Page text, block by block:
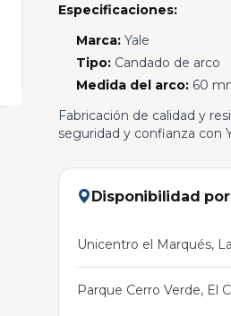
Especificaciones:
Marca:Yale
Tipo:Candado de arco
Medida del arco:60
Fabricación de calidad y
seguridad y confianza con
Disponibilidad
Unicentro el Marqués,
Parque Cerro Verde, El